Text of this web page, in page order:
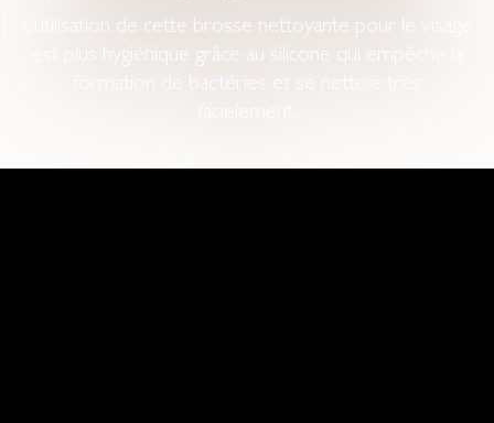
L’utilisation de cette brosse nettoyante pour le visage
est plus hygiénique grâce au silicone qui empêche la
formation de bactéries et se nettoie très